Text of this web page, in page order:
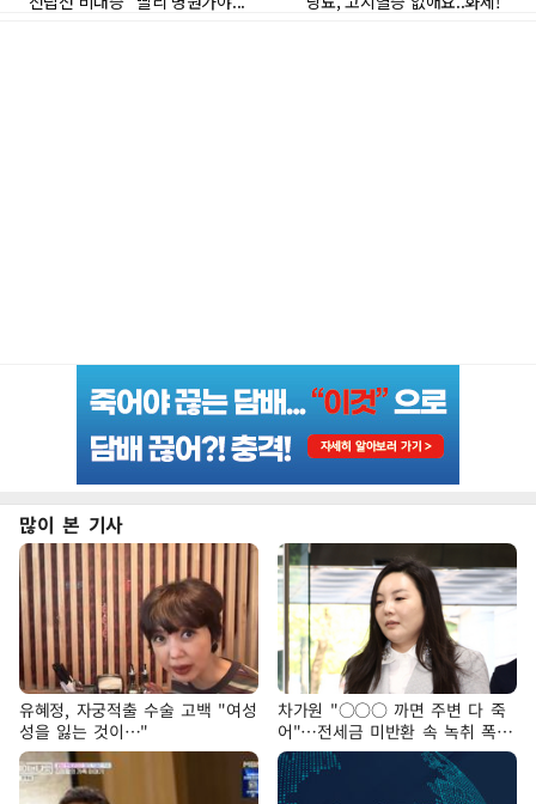
많이 본 기사
유혜정, 자궁적출 수술 고백 "여성
성을 잃는 것이…"
차가원 "○○○ 까면 주변 다 죽
어"…전세금 미반환 속 녹취 폭로
파장